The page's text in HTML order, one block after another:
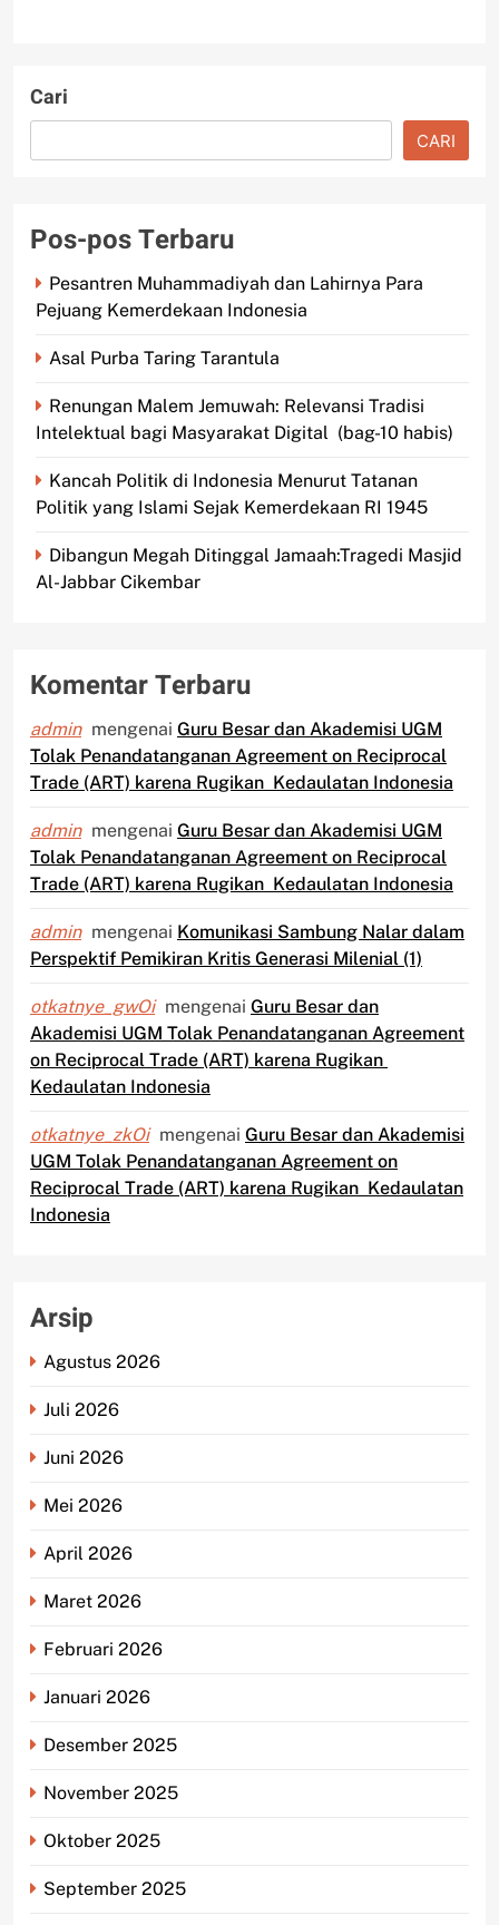
Cari
CARI
Pos-pos Terbaru
Pesantren Muhammadiyah dan Lahirnya Para
Pejuang Kemerdekaan Indonesia
Asal Purba Taring Tarantula
Renungan Malem Jemuwah: Relevansi Tradisi
Intelektual bagi Masyarakat Digital (bag-10 habis)
Kancah Politik di Indonesia Menurut Tatanan
Politik yang Islami Sejak Kemerdekaan RI 1945
Dibangun Megah Ditinggal Jamaah:Tragedi Masjid
Al-Jabbar Cikembar
Komentar Terbaru
admin mengenai Guru Besar dan Akademisi UGM
Tolak Penandatanganan Agreement on Reciprocal
Trade (ART) karena Rugikan Kedaulatan Indonesia
admin mengenai Guru Besar dan Akademisi UGM
Tolak Penandatanganan Agreement on Reciprocal
Trade (ART) karena Rugikan Kedaulatan Indonesia
admin mengenai Komunikasi Sambung Nalar dalam
Perspektif Pemikiran Kritis Generasi Milenial (1)
otkatnye_gwOi mengenai Guru Besar dan
Akademisi UGM Tolak Penandatanganan Agreement
on Reciprocal Trade (ART) karena Rugikan
Kedaulatan Indonesia
otkatnye_zkOi mengenai Guru Besar dan Akademisi
UGM Tolak Penandatanganan Agreement on
Reciprocal Trade (ART) karena Rugikan Kedaulatan
Indonesia
Arsip
Agustus 2026
Juli 2026
Juni 2026
Mei 2026
April 2026
Maret 2026
Februari 2026
Januari 2026
Desember 2025
November 2025
Oktober 2025
September 2025